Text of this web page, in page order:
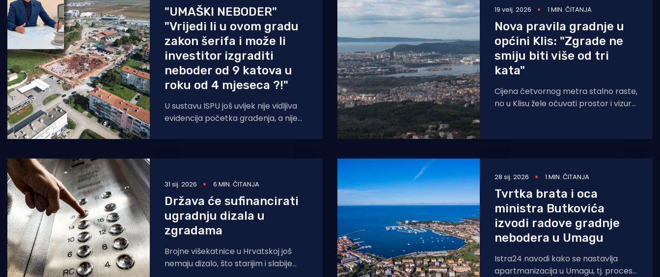
"UMAŠKI NEBODER"
"Vrijedi li u ovom gradu
zakon šerifa i može li
investitor izgraditi
neboder od 9 katova u
roku od 4 mjeseca ?!"
U sustavu ISPU još uvijek nije vidljiva
evidencija početka građenja, a nije
19 velj. 2026 1 MIN. ČITANJA
Nova pravila gradnje u
općini Klis: "Zgrade ne
smiju biti više od tri
kata"
Cijena četvornog metra stalno raste,
no u Klisu žele očuvati prostor i vizure
31 sij. 2026 6 MIN. ČITANJA
Država će sufinancirati
ugradnju dizala u
zgradama
Brojne višekatnice u Hrvatskoj još
nemaju dizalo, što starijim i slabije
28 sij. 2026 1 MIN. ČITANJA
Tvrtka brata i oca
ministra Butkovića
izvodi radove gradnje
nebodera u Umagu
Istra24 navodi kako se nastavlja
apartmanizacija u Umagu, tj. proces